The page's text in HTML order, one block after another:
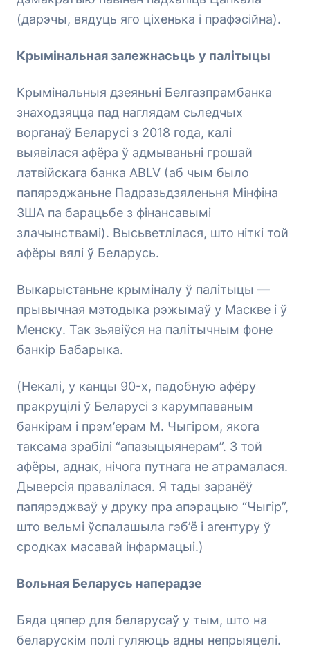
(дарэчы, вядуць яго ціхенька і прафэсійна).
Крымінальная залежнасьць у палітыцы
Крымінальныя дзеяньні Белгазпрамбанка
знаходзяцца пад наглядам сьледчых
ворганаў Беларусі з 2018 года, калі
выявілася афёра ў адмываньні грошай
латвійскага банка ABLV (аб чым было
папярэджаньне Падразьдзяленьня Мінфіна
ЗША па барацьбе з фінансавымі
злачынствамі). Высьветлілася, што ніткі той
афёры вялі ў Беларусь.
Выкарыстаньне крыміналу ў палітыцы —
прывычная мэтодыка рэжымаў у Маскве і ў
Менску. Так зьявіўся на палітычным фоне
банкір Бабарыка.
(Некалі, у канцы 90-х, падобную афёру
пракруцілі ў Беларусі з карумпаваным
банкірам і прэм’ерам М. Чыгіром, якога
таксама зрабілі “апазыцыянерам”. З той
афёры, аднак, нічога путнага не атрамалася.
Дыверсія правалілася. Я тады заранёў
папярэджваў у друку пра апэрацыю “Чыгір”,
што вельмі ўспалашыла гэб’ё і агентуру ў
сродках масавай інфармацыі.)
Вольная Беларусь наперадзе
Бяда цяпер для беларусаў у тым, што на
беларускім полі гуляюць адны непрыяцелі.